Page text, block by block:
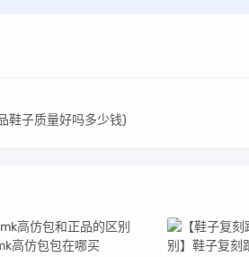
鞋子质量好吗多少钱)